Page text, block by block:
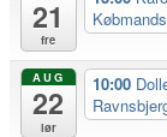
21
fre
AUG
22
lør
10:00